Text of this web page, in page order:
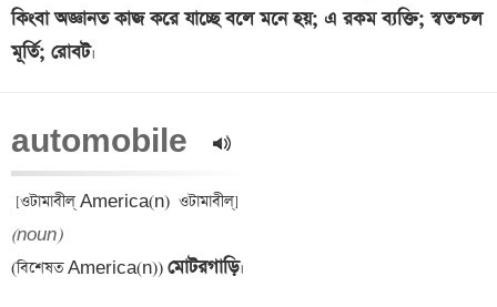
কিংবা অজ্ঞানত কাজ করে যাচ্ছে বলে মনে হয়; এ রকম ব্যক্তি; স্বতশ্চল
মূর্তি; রোবট
automobile
(noun)
(বিশেষত America(n)) মোটরগাড়ি